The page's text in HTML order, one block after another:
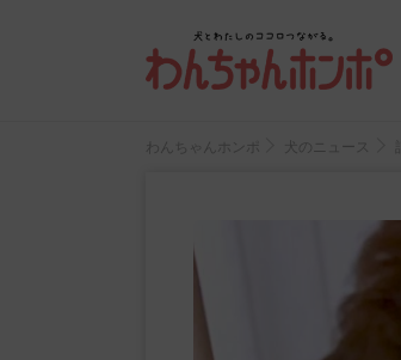
わんちゃんホンポ 犬のニュース